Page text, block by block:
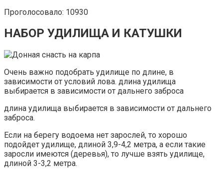
Проголосовало: 10930
НАБОР УДИЛИЩА И КАТУШКИ
Очень важно подобрать удилище по длине, в
зависимости от условий лова. длина удилища
выбирается в зависимости от дальнего заброса
длина удилища выбирается в зависимости от дальнего
заброса.
Если на берегу водоема нет зарослей, то хорошо
подойдет удилище, длиной 3,9-4,2 метра, а если такие
заросли имеются (деревья), то лучше взять удилище,
длиной 3-3,2 метра.